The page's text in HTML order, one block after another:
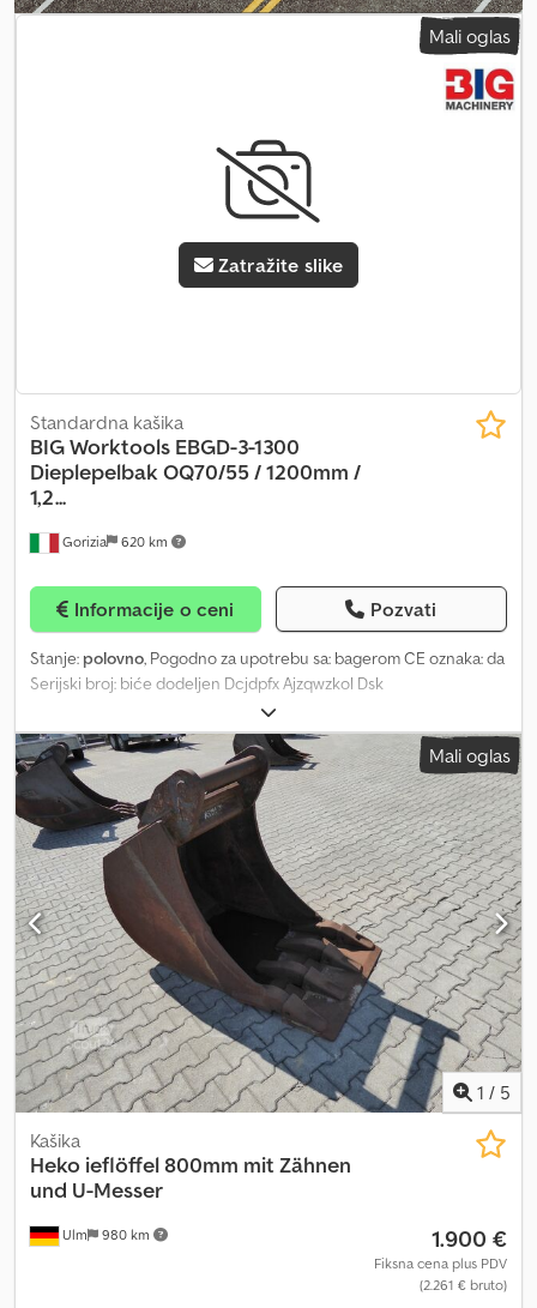
Mali oglas
Zatražite slike
Gorizia 620 km
Standardna kašika
BIG Worktools EBGD-3-1300
Dieplepelbak OQ70/55 / 1200mm /
1,2...
Informacije o ceni Pozvati
Stanje: polovno, Pogodno za upotrebu sa: bagerom CE oznaka: da
Serijski broj: biće dodeljen Dcjdpfx Ajzqwzkol Dsk
Mali oglas
1 / 5
Ulm 980 km
Kašika
Heko ieflöffel 800mm mit Zähnen
und U-Messer
1.900 €
Fiksna cena plus PDV
(2.261 € bruto)